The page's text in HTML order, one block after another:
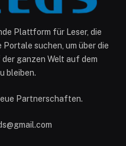
Plattform für Leser, die
suchen, um über die
ganzen Welt auf dem
bleiben.
Partnerschaften.